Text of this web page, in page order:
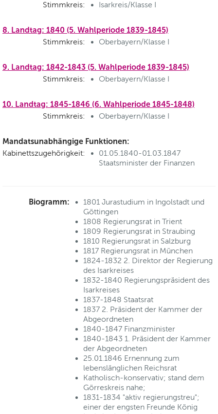
Stimmkreis: Isarkreis/Klasse I
8. Landtag: 1840 (5. Wahlperiode 1839-1845)
Stimmkreis: Oberbayern/Klasse I
9. Landtag: 1842-1843 (5. Wahlperiode 1839-1845)
Stimmkreis: Oberbayern/Klasse I
10. Landtag: 1845-1846 (6. Wahlperiode 1845-1848)
Stimmkreis: Oberbayern/Klasse I
Mandatsunabhängige Funktionen:
Kabinettszugehörigkeit:
01.05.1840-01.03.1847
Staatsminister der Finanzen
Biogramm:
1801 Jurastudium in Ingolstadt und
Göttingen
1808 Regierungsrat in Trient
1809 Regierungsrat in Straubing
1810 Regierungsrat in Salzburg
1817 Regierungsrat in München
1824-1832 2. Direktor der Regierung
des Isarkreises
1832-1840 Regierungspräsident des
Isarkreises
1837-1848 Staatsrat
1837 2. Präsident der Kammer der
Abgeordneten
1840-1847 Finanzminister
1840-1843 1. Präsident der Kammer
der Abgeordneten
25.01.1846 Ernennung zum
lebenslänglichen Reichsrat
Katholisch-konservativ; stand dem
Görreskreis nahe;
1831-1834 "aktiv regierungstreu";
einer der engsten Freunde König